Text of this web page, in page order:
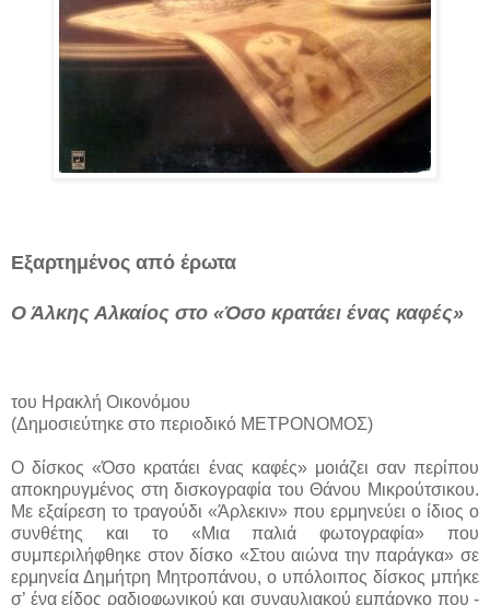
Εξαρτημένος από έρωτα
Ο Άλκης Αλκαίος στο «Όσο κρατάει ένας καφές»
του Ηρακλή Οικονόμου
(Δημοσιεύτηκε στο περιοδικό ΜΕΤΡΟΝΟΜΟΣ)
Ο δίσκος «Όσο κρατάει ένας καφές» μοιάζει σαν περίπου
αποκηρυγμένος στη δισκογραφία του Θάνου Μικρούτσικου.
Με εξαίρεση το τραγούδι «Άρλεκιν» που ερμηνεύει ο ίδιος ο
συνθέτης και το «Μια παλιά φωτογραφία» που
συμπεριλήφθηκε στον δίσκο «Στου αιώνα την παράγκα» σε
ερμηνεία Δημήτρη Μητροπάνου, ο υπόλοιπος δίσκος μπήκε
σ’ ένα είδος ραδιοφωνικού και συναυλιακού εμπάργκο που -